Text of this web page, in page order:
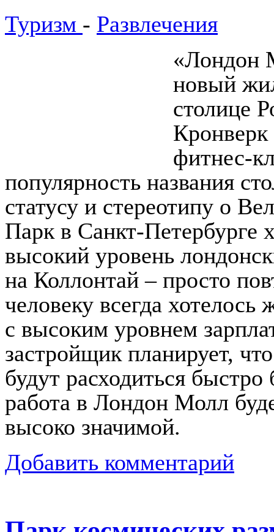
Туризм - Развлечения
«Лондон
новый
столице
фитнес-
популярность названия
статусу и стереотипу о
Парк в Санкт-Петербурге
высокий уровень
на Коллонтай – просто
человеку всегда
с высоким уровнем
застройщик планирует,
будут расходиться
работа в Лондон Молл
высоко значимой.
Добавить комментарий